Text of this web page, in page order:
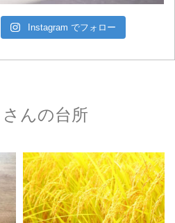
Instagram でフォロー
んの台所